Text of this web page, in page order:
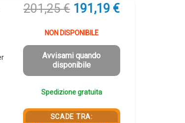
201,25€ Il
originale
era:
201,25 €.
191,19 €Il
NON DISPONIBILE
Avvisami quando
disponibile
Spedizione gratuita
SCADE TRA: